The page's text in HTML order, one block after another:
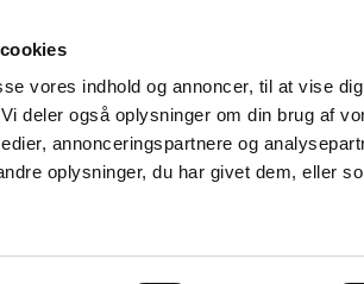
vores indhold og annoncer, til at vise
deler også oplysninger om din brug af
annonceringspartnere og
oplysninger, du har givet dem, eller
Kurser Referencer